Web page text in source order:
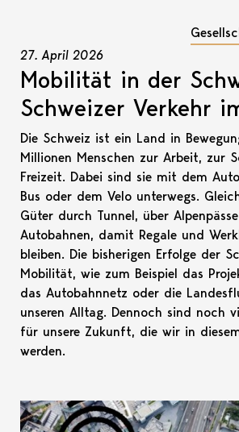
27. April 2026
Mobilität in der
Schweizer Verkehr
Die Schweiz ist ein Land in
Millionen Menschen zur Arbeit, zur
Freizeit. Dabei sind sie mit dem
Bus oder dem Velo unterwegs.
Güter durch Tunnel, über
Autobahnen, damit Regale und
bleiben. Die bisherigen Erfolge der
Mobilität, wie zum Beispiel das
das Autobahnnetz oder die
unseren Alltag. Dennoch sind noch
für unsere Zukunft, die wir in
werden.